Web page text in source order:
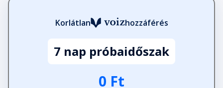
Korlátlan hozzáférés
7 nap próbaidőszak
0 Ft